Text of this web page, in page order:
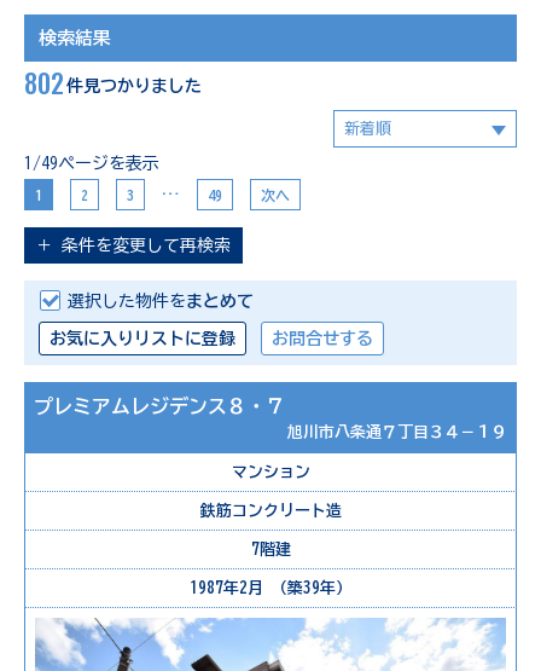
検索結果
802 件見つかりました
1/49ページを表示
1 2 3 … 49 次へ
＋ 条件を変更して再検索
選択した物件をまとめて
お気に入りリストに登録 お問合せする
プレミアムレジデンス８・７
旭川市八条通７丁目３４－１９
マンション
鉄筋コンクリート造
7階建
1987年2月 （築39年）